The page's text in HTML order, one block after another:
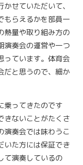
せていただいて、
もらえるかを部員一
熱量や取り組み方の
演奏会の運営や一つ
っています。体育会
だと思うので、細か
乗ってきたのです
きないことがたくさ
演奏会では味わうこ
いた方には保証でき
て演奏しているの